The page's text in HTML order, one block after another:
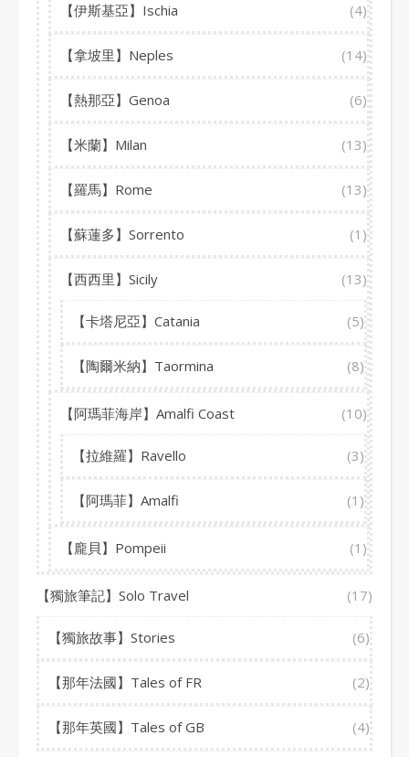
【伊斯基亞】Ischia (4)
【拿坡里】Neples (14)
【熱那亞】Genoa (6)
【米蘭】Milan (13)
【羅馬】Rome (13)
【蘇蓮多】Sorrento (1)
【西西里】Sicily (13)
【卡塔尼亞】Catania (5)
【陶爾米納】Taormina (8)
【阿瑪菲海岸】Amalfi Coast (10)
【拉維羅】Ravello (3)
【阿瑪菲】Amalfi (1)
【龐貝】Pompeii (1)
【獨旅筆記】Solo Travel (17)
【獨旅故事】Stories (6)
【那年法國】Tales of FR (2)
【那年英國】Tales of GB (4)